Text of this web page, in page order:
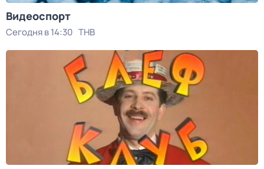
Видеоспорт
Сегодня в 14:30 ТНВ